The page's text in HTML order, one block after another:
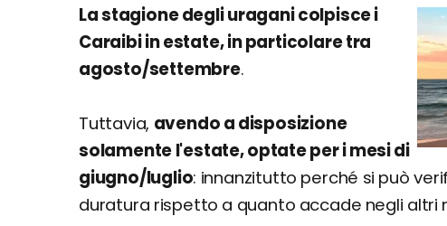
La stagione degli uragani colpisce i
Caraibi in estate, in particolare tra
agosto/settembre.
Tuttavia, avendo a disposizione
solamente l'estate, optate per i mesi di
giugno/luglio: innanzitutto perché si può
duratura rispetto a quanto accade negli altri